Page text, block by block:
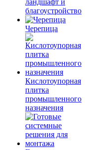
ландшафт и
благоустройство
Черепица
Кислотоупорная
плитка
промышленного
назначения